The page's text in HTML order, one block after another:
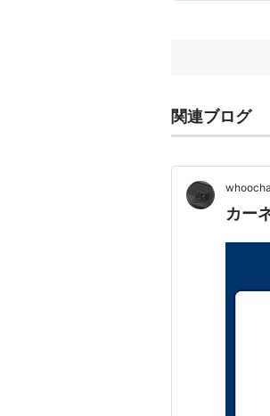
関連ブログ
カー